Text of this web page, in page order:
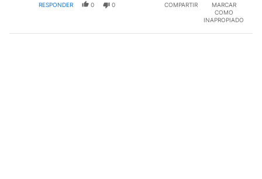
RESPONDER 0 0 COMPARTIR
MARCAR
COMO
INAPROPIADO